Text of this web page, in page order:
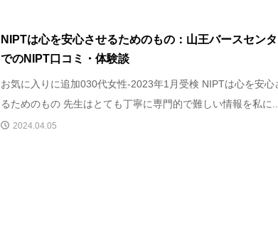
NIPTは心を安心させるためのもの：山王バースセン
でのNIPT口コミ・体験談
お気に入りに追加030代女性-2023年1月受検 NIPTは心を安心
るためのもの 先生はとても丁寧に専門的で難しい情報を私に...
2024.04.05